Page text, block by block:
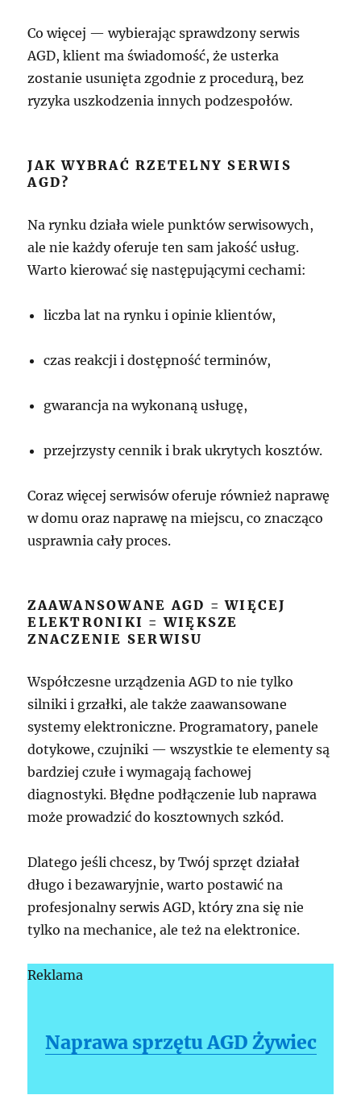
Co więcej — wybierając sprawdzony serwis
AGD, klient ma świadomość, że usterka
zostanie usunięta zgodnie z procedurą, bez
ryzyka uszkodzenia innych podzespołów.
JAK WYBRAĆ RZETELNY SERWIS
AGD?
Na rynku działa wiele punktów serwisowych,
ale nie każdy oferuje ten sam jakość usług.
Warto kierować się następującymi cechami:
liczba lat na rynku i opinie klientów,
czas reakcji i dostępność terminów,
gwarancja na wykonaną usługę,
przejrzysty cennik i brak ukrytych kosztów.
Coraz więcej serwisów oferuje również naprawę
w domu oraz naprawę na miejscu, co znacząco
usprawnia cały proces.
ZAAWANSOWANE AGD = WIĘCEJ
ELEKTRONIKI = WIĘKSZE
ZNACZENIE SERWISU
Współczesne urządzenia AGD to nie tylko
silniki i grzałki, ale także zaawansowane
systemy elektroniczne. Programatory, panele
dotykowe, czujniki — wszystkie te elementy są
bardziej czułe i wymagają fachowej
diagnostyki. Błędne podłączenie lub naprawa
może prowadzić do kosztownych szkód.
Dlatego jeśli chcesz, by Twój sprzęt działał
długo i bezawaryjnie, warto postawić na
profesjonalny serwis AGD, który zna się nie
tylko na mechanice, ale też na elektronice.
Reklama
Naprawa sprzętu AGD Żywiec